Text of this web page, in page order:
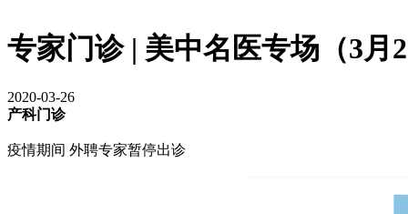
专家门诊 | 美中名医专场（3月
2020-03-26
产科门诊
疫情期间 外聘专家暂停出诊